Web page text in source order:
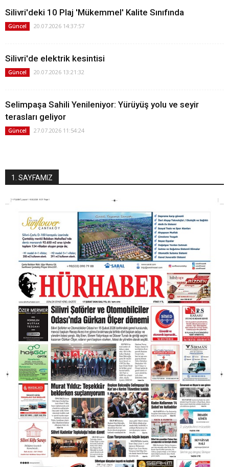
Silivri'deki 10 Plaj 'Mükemmel' Kalite Sınıfında
Güncel 20.07.2026 14:37:57
Silivri'de elektrik kesintisi
Güncel 20.07.2026 13:21:32
Selimpaşa Sahili Yenileniyor: Yürüyüş yolu ve seyir
terasları geliyor
Güncel 27.07.2026 11:54:24
1. SAYFAMIZ